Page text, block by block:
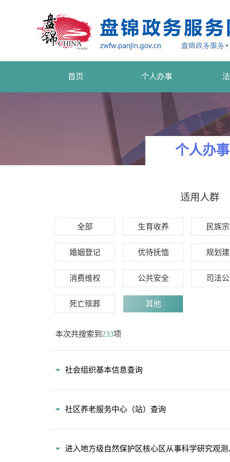
首页 个人办事
个人办事
适用人群
全部 生育收养 民族
婚姻登记 优待抚恤 规划
消费维权 公共安全 司法
死亡殡葬 其他
本次共搜索到 233项
社会组织基本信息查询
社区养老服务中心（站）查询
进入地方级自然保护区核心区从事科学研究观